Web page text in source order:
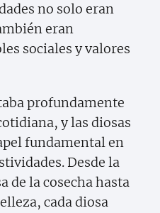
no solo eran
eran
sociales y valores
profundamente
y las diosas
fundamental en
Desde la
de la cosecha hasta
cada diosa